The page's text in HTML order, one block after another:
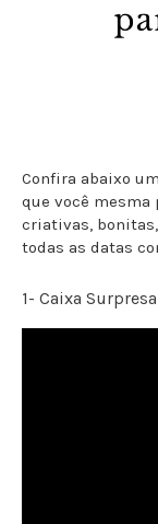
Confira abaixo
que você mesma
criativas,
todas as datas
1- Caixa Surpresa